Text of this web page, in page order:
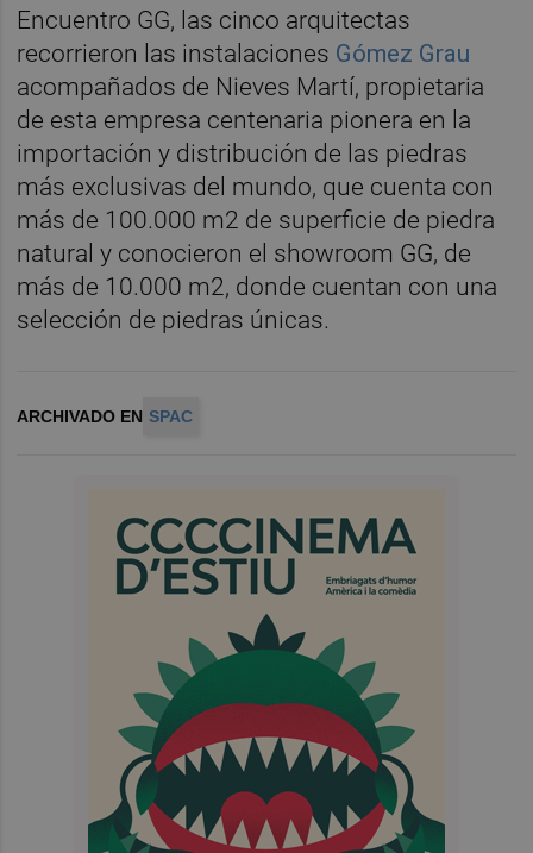
Encuentro GG, las cinco arquitectas
recorrieron las instalaciones Gómez Grau
acompañados de Nieves Martí, propietaria
de esta empresa centenaria pionera en la
importación y distribución de las piedras
más exclusivas del mundo, que cuenta con
más de 100.000 m2 de superficie de piedra
natural y conocieron el showroom GG, de
más de 10.000 m2, donde cuentan con una
selección de piedras únicas.
ARCHIVADO EN SPAC